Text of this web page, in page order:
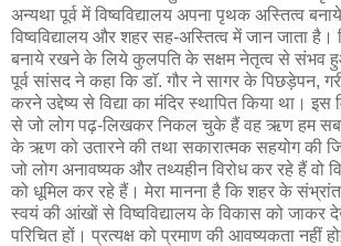
अन्यथा पूर्व में विष्वविद्यालय अपना पृथक अस्तित्व
विष्वविद्यालय और शहर सह-अस्तित्व में जान जाता है।
बनाये रखने के लिये कुलपति के सक्षम नेतृत्व से संभव
पूर्व सांसद ने कहा कि डाॅ. गौर ने सागर के पिछड़ेपन,
करने उद्देष्य से विद्या का मंदिर स्थापित किया था। इस
से जो लोग पढ़-लिखकर निकल चुके हैं वह ऋण हम
के ऋण को उतारने की तथा सकारात्मक सहयोग की
जो लोग अनावष्यक और तथ्यहीन विरोध कर रहे हैं वो
को धूमिल कर रहे हैं। मेरा मानना है कि शहर के संभ्रांत
स्वयं की आंखों से विष्वविद्यालय के विकास को जाकर
परिचित हों। प्रत्यक्ष को प्रमाण की आवष्यकता नहीं